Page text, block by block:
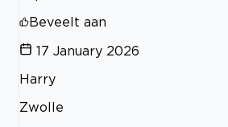
Beveelt aan
17 January 2026
Harry
Zwolle